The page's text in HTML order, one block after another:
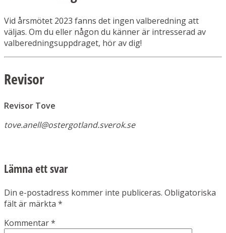
Vid årsmötet 2023 fanns det ingen valberedning att
väljas. Om du eller någon du känner är intresserad av
valberedningsuppdraget, hör av dig!
Revisor
Revisor Tove
tove.anell@ostergotland.sverok.se
Lämna ett svar
Din e-postadress kommer inte publiceras. Obligatoriska
fält är märkta *
Kommentar*